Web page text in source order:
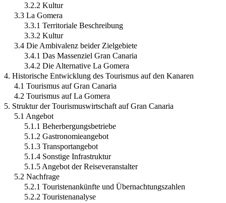
3.2.2 Kultur
3.3 La Gomera
3.3.1 Territoriale Beschreibung
3.3.2 Kultur
3.4 Die Ambivalenz beider Zielgebiete
3.4.1 Das Massenziel Gran Canaria
3.4.2 Die Alternative La Gomera
4. Historische Entwicklung des Tourismus auf den Kanaren
4.1 Tourismus auf Gran Canaria
4.2 Tourismus auf La Gomera
5. Struktur der Tourismuswirtschaft auf Gran Canaria
5.1 Angebot
5.1.1 Beherbergungsbetriebe
5.1.2 Gastronomieangebot
5.1.3 Transportangebot
5.1.4 Sonstige Infrastruktur
5.1.5 Angebot der Reiseveranstalter
5.2 Nachfrage
5.2.1 Touristenankünfte und Übernachtungszahlen
5.2.2 Touristenanalyse